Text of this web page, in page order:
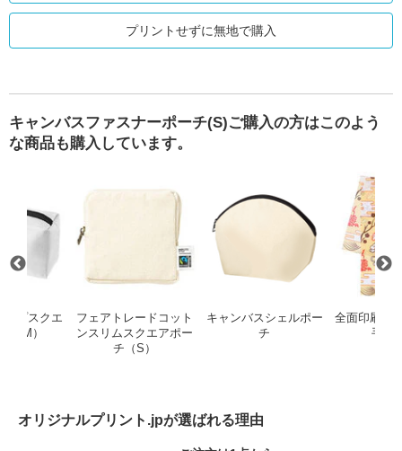
プリントせずに無地で購入
キャンバスファスナーポーチ(S)ご購入の方はこのよう
な商品も購入しています。
ップスクエ
（M）
フェアトレードコット
ンスリムスクエアポー
チ（S）
フェアトレードコットンスリムス
キャンバスシェルポー
チ
キャンバス
全面印刷 ポ
手ぬ
オリジナルプリント.jpが選ばれる理由